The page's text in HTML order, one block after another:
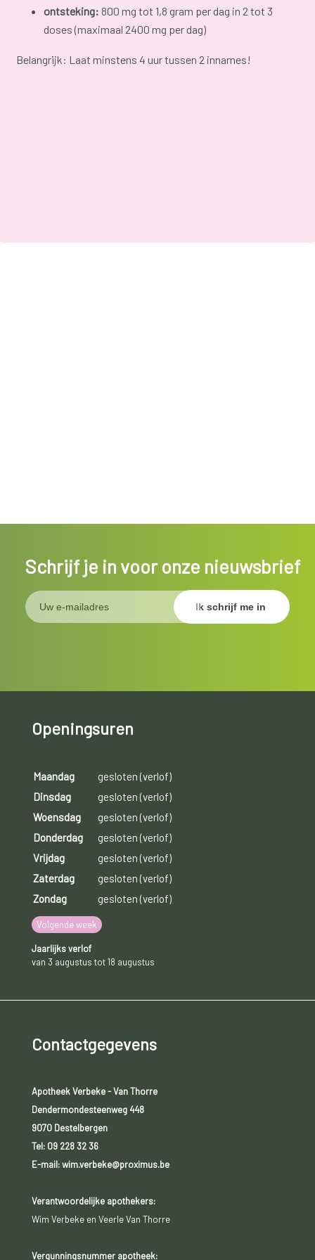
ontsteking: 800 mg tot 1,8 gram per dag in 2 tot 3
doses (maximaal 2400 mg per dag)
Belangrijk: Laat minstens 4 uur tussen 2 innames!
Schrijf je in voor onze nieuwsbrief
Openingsuren
Maandag
gesloten (verlof)
Dinsdag
gesloten (verlof)
Woensdag
gesloten (verlof)
Donderdag
gesloten (verlof)
Vrijdag
gesloten (verlof)
Zaterdag
gesloten (verlof)
Zondag
gesloten (verlof)
Volgende week
Jaarlijks verlof
van 3 augustus tot 18 augustus
Contactgegevens
Apotheek Verbeke - Van Thorre
Dendermondesteenweg 448
9070 Destelbergen
Tel: 09 228 32 36
E-mail: wim.verbeke@proximus.be
Verantwoordelijke apothekers:
Wim Verbeke en Veerle Van Thorre
Vergunningsnummer apotheek: